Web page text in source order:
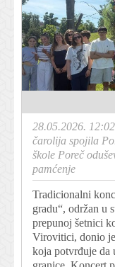
28.05.2026.
čarolija spojila
škole Poreč
pamćenje
Tradicionalni
gradu“, održan u
prepunoj šetnici
Virovitici, donio
koja potvrđuje da